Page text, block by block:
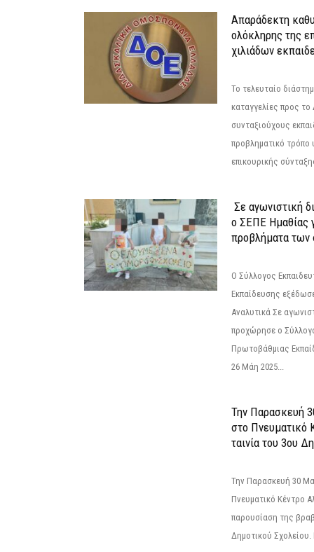
Απαράδεκτη
ολόκληρης της
χιλιάδων
Το τελευταίο
καταγγελίες προς
συνταξιούχους
προβληματικό τρόπο
επικουρικής
Σε αγωνιστική
ο ΣΕΠΕ Ημαθίας
προβλήματα των
Ο Σύλλογος
Εκπαίδευσης
Αναλυτικά Σε
προχώρησε ο
Πρωτοβάθμιας
26 Μάη 2025...
Την Παρασκευή
στο Πνευματικό
ταινία του 3ου
Την Παρασκευή 30
Πνευματικό Κέντρο
παρουσίαση της
Δημοτικού Σχολείου.